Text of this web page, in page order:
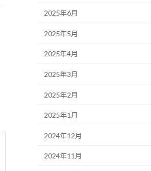
2025年6月
2025年5月
2025年4月
2025年3月
2025年2月
2025年1月
2024年12月
2024年11月